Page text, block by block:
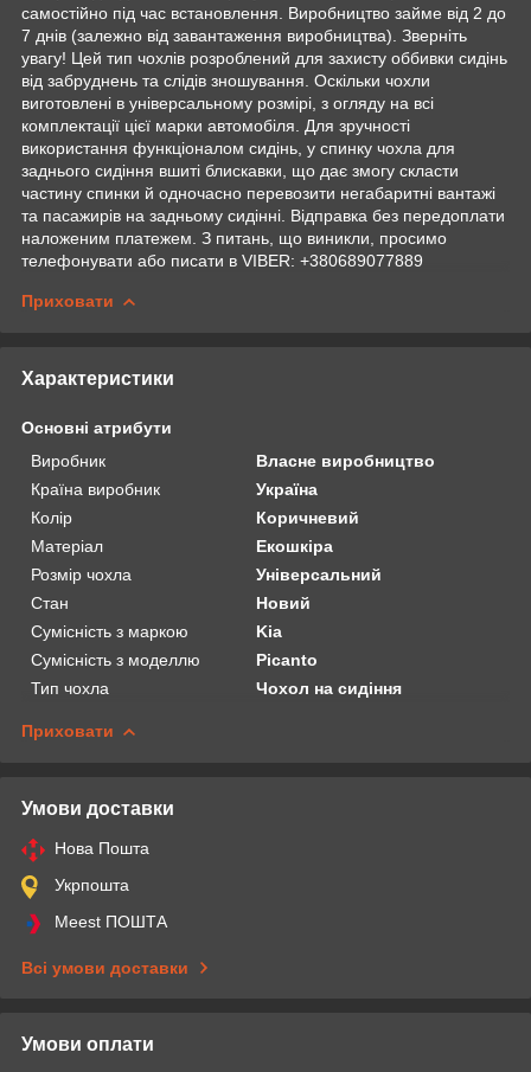
самостійно під час встановлення. Виробництво займе від 2 до
7 днів (залежно від завантаження виробництва). Зверніть
увагу! Цей тип чохлів розроблений для захисту оббивки сидінь
від забруднень та слідів зношування. Оскільки чохли
виготовлені в універсальному розмірі, з огляду на всі
комплектації цієї марки автомобіля. Для зручності
використання функціоналом сидінь, у спинку чохла для
заднього сидіння вшиті блискавки, що дає змогу скласти
частину спинки й одночасно перевозити негабаритні вантажі
та пасажирів на задньому сидінні. Відправка без передоплати
наложеним платежем. З питань, що виникли, просимо
телефонувати або писати в VIBER: +380689077889
Приховати
Характеристики
Основні атрибути
Виробник
Власне виробництво
Країна виробник
Україна
Колір
Коричневий
Матеріал
Екошкіра
Розмір чохла
Універсальний
Стан
Новий
Сумісність з маркою
Kia
Сумісність з моделлю
Picanto
Тип чохла
Чохол на сидіння
Приховати
Умови доставки
Нова Пошта
Укрпошта
Meest ПОШТА
Всі умови доставки
Умови оплати